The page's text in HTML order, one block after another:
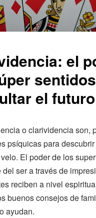
el
el futuro
o clarividencia son,
psíquicas para
El poder de los
del ser a través de
reciben a nivel
buenos consejos de
ayudan.